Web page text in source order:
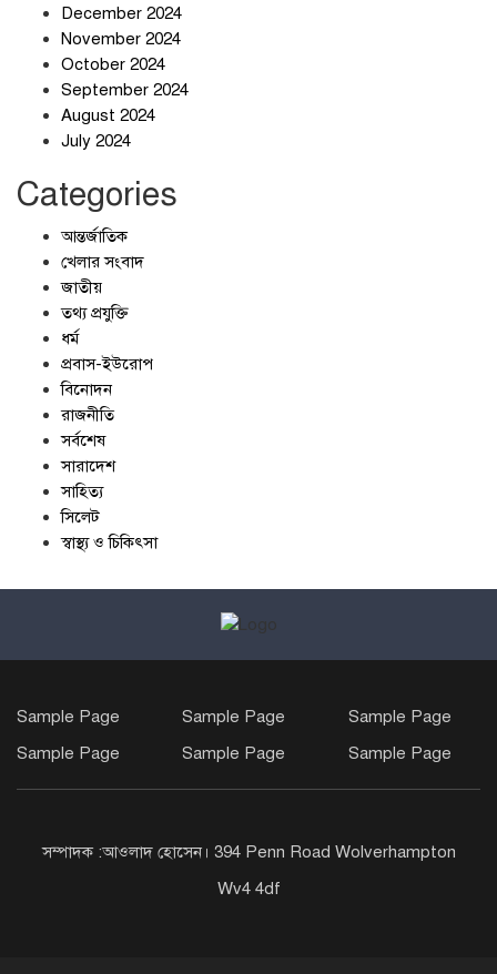
December 2024
November 2024
October 2024
September 2024
August 2024
July 2024
Categories
আন্তর্জাতিক
খেলার সংবাদ
জাতীয়
তথ্য প্রযুক্তি
ধর্ম
প্রবাস-ইউরোপ
বিনোদন
রাজনীতি
সর্বশেষ
সারাদেশ
সাহিত্য
সিলেট
স্বাস্থ্য ও চিকিৎসা
Sample Page Sample Page
Sample Page
Sample Page
Sample Page Sample Page
সম্পাদক :আওলাদ হোসেন। 394 Penn Road Wolverhampton
Wv4 4df